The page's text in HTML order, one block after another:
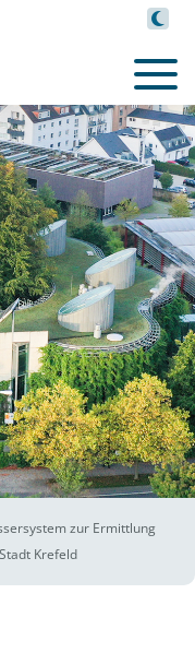
zur Ermittlung
Krefeld